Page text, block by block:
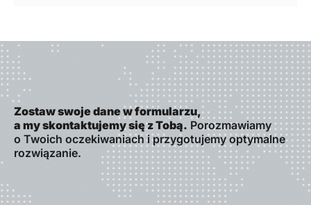
Zostaw swoje dane w formularzu,
a my skontaktujemy się z Tobą. Porozmawiamy
o Twoich oczekiwaniach i przygotujemy optymalne
rozwiązanie.